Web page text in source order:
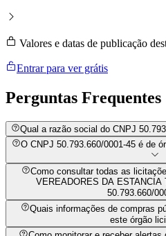
Valores e datas de publicação
Entrar para ver grátis
Perguntas Frequentes
Qual a razão social do CNPJ
O CNPJ 50.793.660/0001-45 é de
Como consultar todas as
VEREADORES DA ESTANCIA
50.793.660/
Quais informações de compras
este órgão